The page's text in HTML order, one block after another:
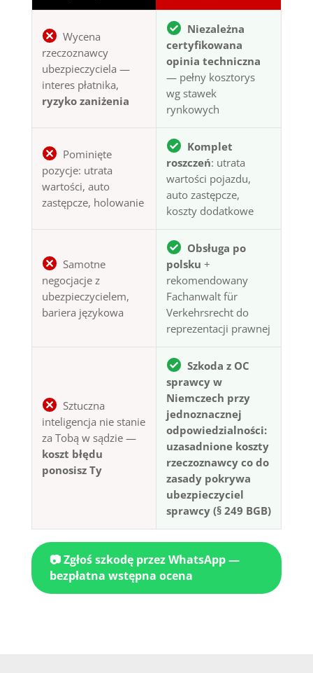
Wycena
rzeczoznawcy
ubezpieczyciela —
interes płatnika,
ryzyko zaniżenia
Niezależna
certyfikowana
opinia techniczna
— pełny kosztorys
wg stawek
rynkowych
Pominięte
pozycje: utrata
wartości, auto
zastępcze, holowanie
Komplet
roszczeń: utrata
wartości pojazdu,
auto zastępcze,
koszty dodatkowe
Samotne
negocjacje z
ubezpieczycielem,
bariera językowa
Obsługa po
polsku +
rekomendowany
Fachanwalt für
Verkehrsrecht do
reprezentacji prawnej
Sztuczna
inteligencja nie stanie
za Tobą w sądzie —
koszt błędu
ponosisz Ty
Szkoda z OC
sprawcy w
Niemczech przy
jednoznacznej
odpowiedzialności:
uzasadnione koszty
rzeczoznawcy co do
zasady pokrywa
ubezpieczyciel
sprawcy (§ 249 BGB)
📷 Zgłoś szkodę przez WhatsApp —
bezpłatna wstępna ocena